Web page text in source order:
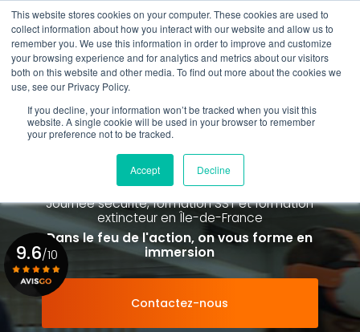
This website stores cookies on your computer. These cookies are used to
collect information about how you interact with our website and allow us to
remember you. We use this information in order to improve and customize
your browsing experience and for analytics and metrics about our visitors
both on this website and other media. To find out more about the cookies we
use, see our Privacy Policy.
If you decline, your information won’t be tracked when you visit this
website. A single cookie will be used in your browser to remember
your preference not to be tracked.
Accept Decline
Aller
au
contenu
principal
01 84 20 18 48
Spécialiste de la formation SST et
de la Formation Incendie
à Paris La Défense depuis 2015
Journée sécurité, formation SST et formation
extincteuren Île-de-France
Dans le feu de l'action, on vous forme en
immersion
Contactez-nous
9.6/10
Voir le certificat